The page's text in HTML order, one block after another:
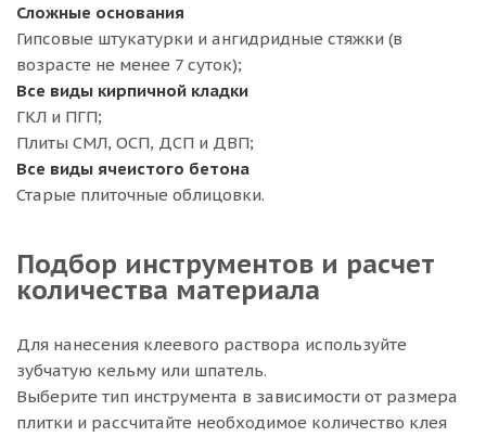
Сложные основания
Гипсовые штукатурки и ангидридные стяжки (в
возрасте не менее 7 суток);
Все виды кирпичной кладки
ГКЛ и ПГП;
Плиты СМЛ, ОСП, ДСП и ДВП;
Все виды ячеистого бетона
Старые плиточные облицовки.
Подбор инструментов и расчет
количества материала
Для нанесения клеевого раствора используйте
зубчатую кельму или шпатель.
Выберите тип инструмента в зависимости от размера
плитки и рассчитайте необходимое количество клея